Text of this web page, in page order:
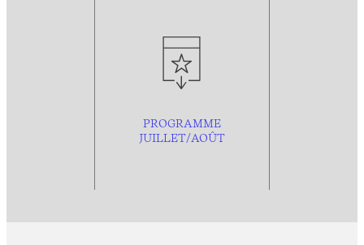
PROGRAMME
JUILLET/AOÛT